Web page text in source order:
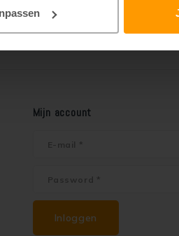
Mijn account
Inloggen